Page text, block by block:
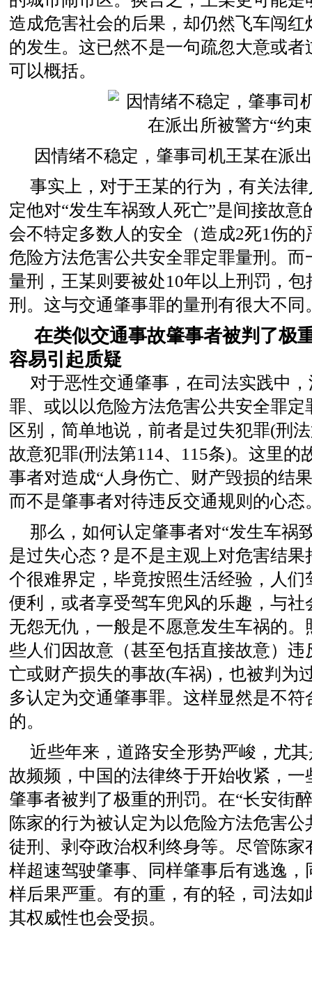
造成危害社会的后果，却仍然飞车闯红
的发生。这已然不是一句疏忽大意或者
可以概括。
因情绪不稳定，肇事司机王某在派
事实上，对于王某的行为，有关法
定他对“发生车祸致人死亡”是间接故意
会不特定多数人的安全（造成2死1伤
危险方法危害公共安全罪定罪量刑。而
量刑，王某则要被处10年以上刑罚，
刑。这与交通肇事罪的量刑有很大不同
在类似交通事故肇事者被判了极
容易引起质疑
对于恶性交通肇事，在司法实践中
罪、或以以危险方法危害公共安全罪定
区别，简单地说，前者是过失犯罪(刑
故意犯罪(刑法第114、115条)。这里的
事者对造成“人身伤亡、财产毁损的结
而不是肇事者对待违反交通规则的心态
那么，如何认定肇事者对“发生车祸
是过失心态？是不是主观上对危害结果
个很难界定，毕竟按照生活经验，人们
便利，或者享受驾车兜风的乐趣，与社
无怨无仇，一般是不愿意发生车祸的。
些人们因故意（甚至包括直接故意）违
亡或财产损失的事故(车祸)，也被判为
多认定为交通肇事罪。这样显然是不符
的。
近些年来，道路安全形势严峻，尤
故频频，中国的法律终于开始收紧，一
肇事者被判了极重的刑罚。在“长安街
陈家的行为被认定为以危险方法危害
徒刑、剥夺政治权利终身等。尽管陈家
样超速驾驶肇事、同样肇事后有逃逸，
样后果严重。有的重，有的轻，司法如
其权威性也会受损。